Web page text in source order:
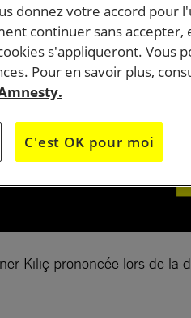
Kılıç prononcée lors de
donnez votre accord pour
continuer sans accepter,
s'appliqueront. Vous
Pour en savoir plus,
C'est OK pour moi